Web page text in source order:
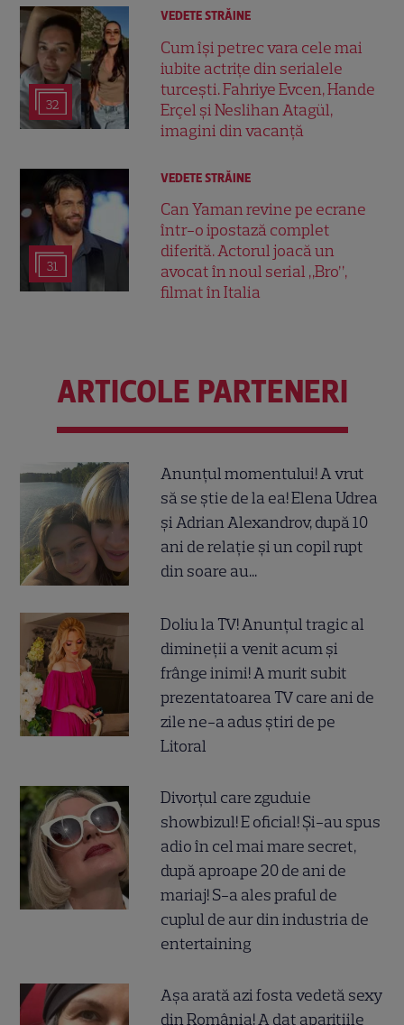
32
VEDETE STRĂINE
Cum își petrec vara cele mai
iubite actrițe din serialele
turcești. Fahriye Evcen, Hande
Erçel și Neslihan Atagül,
imagini din vacanță
31
VEDETE STRĂINE
Can Yaman revine pe ecrane
într-o ipostază complet
diferită. Actorul joacă un
avocat în noul serial „Bro”,
filmat în Italia
ARTICOLE PARTENERI
Anunțul momentului! A vrut
să se știe de la ea! Elena Udrea
și Adrian Alexandrov, după 10
ani de relație și un copil rupt
din soare au...
Doliu la TV! Anunțul tragic al
dimineții a venit acum și
frânge inimi! A murit subit
prezentatoarea TV care ani de
zile ne-a adus știri de pe
Litoral
Divorțul care zguduie
showbizul! E oficial! Și-au spus
adio în cel mai mare secret,
după aproape 20 de ani de
mariaj! S-a ales praful de
cuplul de aur din industria de
entertaining
Așa arată azi fosta vedetă sexy
din România! A dat aparițiile